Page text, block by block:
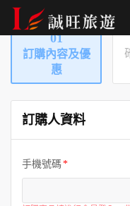
01
訂購內容及優
惠
訂購人資料
手機號碼